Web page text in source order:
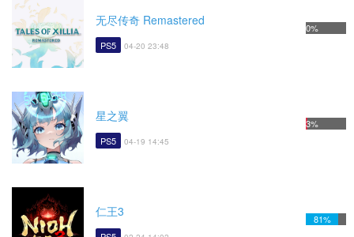
无尽传奇 Remastered
PS5 04-20 23:48
0%
星之翼
PS5 04-19 14:45
3%
仁王3 81%